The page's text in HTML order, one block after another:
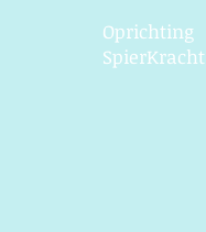
Oprichting
SpierKracht